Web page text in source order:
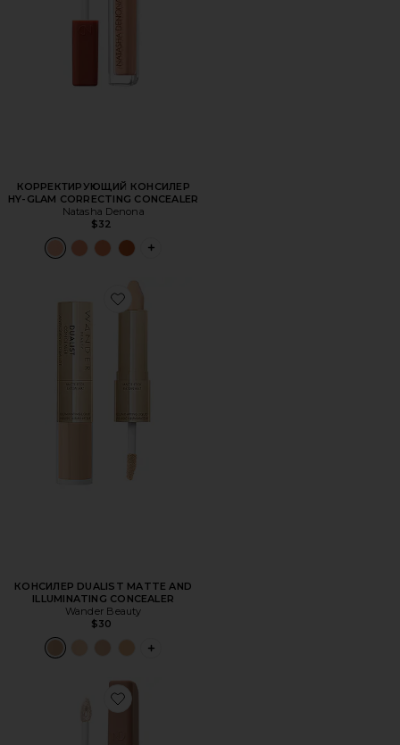
КОРРЕКТИРУЮЩИЙ КОНСИЛЕР
HY-GLAM CORRECTING CONCEALER
Natasha Denona
$32
PLUS ICON TO SEE MORE OPTIONS
Favorite КОНСИЛЕР DUALIST MATTE AND ILLUMINATING
КОНСИЛЕР DUALIST MATTE AND
ILLUMINATING CONCEALER
Wander Beauty
$30
PLUS ICON TO SEE MORE OPTIONS
Favorite КОНСИЛЕР HY-GLAM CONCEALER